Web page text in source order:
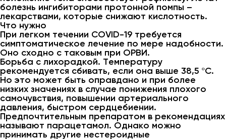
болезнь ингибиторами протонной помпы –
лекарствами, которые снижают кислотность.
Что нужно
При легком течении COVID-19 требуется
симптоматическое лечение по мере надобности.
Оно сходно с таковым при ОРВИ.
Борьба с лихорадкой. Температуру
рекомендуется сбивать, если она выше 38,5 ºС.
Но это может быть оправдано и при более
низких значениях в случае понижения плохого
самочувствия, повышении артериального
давления, быстром сердцебиении.
Предпочтительным препаратом в рекомендациях
называют парацетамол. Однако можно
принимать другие нестероидные